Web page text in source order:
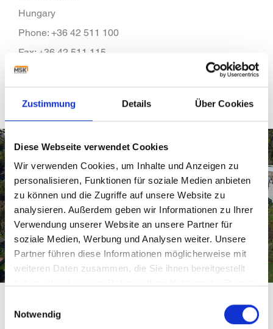
Zustimmung Details Über Cookies
Diese Webseite verwendet Cookies
Wir verwenden Cookies, um Inhalte und Anzeigen zu
personalisieren, Funktionen für soziale Medien anbieten
zu können und die Zugriffe auf unsere Website zu
analysieren. Außerdem geben wir Informationen zu Ihrer
Verwendung unserer Website an unsere Partner für
soziale Medien, Werbung und Analysen weiter. Unsere
Partner führen diese Informationen möglicherweise mit
weiteren Daten zusammen, die Sie ihnen bereitgestellt
Notwendig
Hungary
Phone: +36 42 511 100
Fax: +36 42 511 115
info@msk.hu
service@msk.hu